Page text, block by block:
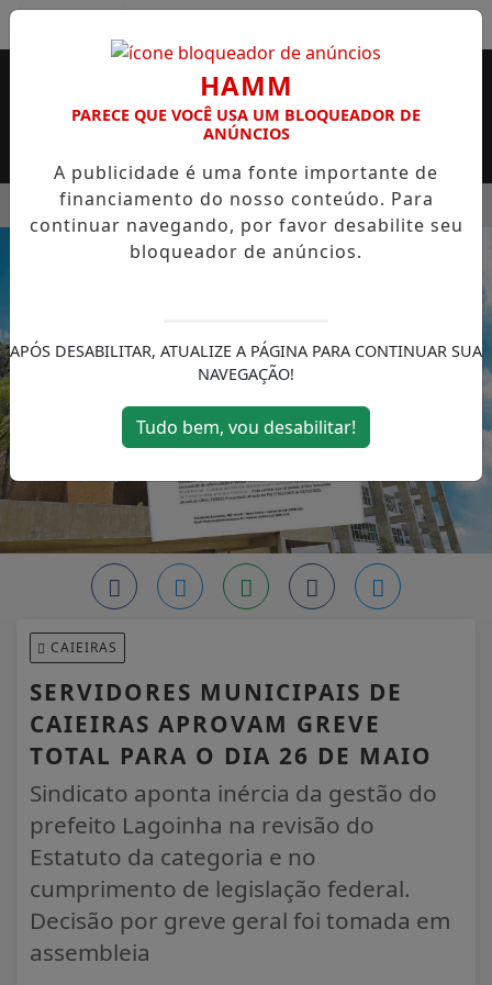
ROSSI SERÁ BREVEMENTE INAUGURADA
EM ALTA
MENU
CAIEIRAS
SERVIDORES MUNICIPAIS DE
CAIEIRAS APROVAM GREVE
TOTAL PARA O DIA 26 DE MAIO
Sindicato aponta inércia da gestão do
prefeito Lagoinha na revisão do
Estatuto da categoria e no
cumprimento de legislação federal.
Decisão por greve geral foi tomada em
assembleia
HAMM
PARECE QUE VOCÊ USA UM BLOQUEADOR DE
ANÚNCIOS
A publicidade é uma fonte importante de
financiamento do nosso conteúdo. Para
continuar navegando, por favor desabilite seu
bloqueador de anúncios.
APÓS DESABILITAR, ATUALIZE A PÁGINA PARA CONTINUAR SUA
NAVEGAÇÃO!
Tudo bem, vou desabilitar!